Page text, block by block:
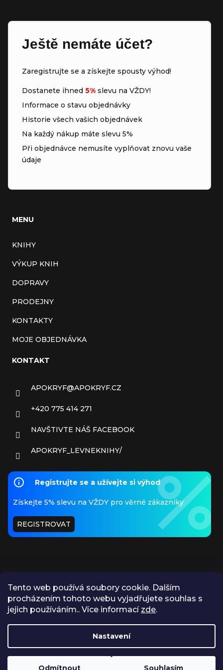
Tento web používá soubory cookie. Dalším
procházením tohoto webu vyjadřujete souhlas s
jejich používáním.. Více informací zde.
Nastavení
Odmítnout Souhlasím
Ještě nemáte účet?
Zaregistrujte se a získejte spousty výhod!
Dostanete ihned 5% slevu na VŽDY!
Informace o stavu objednávky
Historie všech vašich objednávek
Na každý nákup máte slevu 5%
Při objednávce nemusíte vyplňovat znovu vaše
údaje
MENU
KNIHY
VÝKUP KNIH
DOPRAVY
PRODEJNY
KONTAKTY
MOJE OBJEDNÁVKA
KONTAKT
APOKRYF@APOKRYF.CZ
+420 775 414 271
NAVŠTIVTE NÁŠ FACEBOOK
APOKRYF_LEVNEKNIHY/
Registrujte se a užívejte si výhod
Získejte 5% slevu na VŽDY pro věrné zákazníky
REGISTROVAT
PŘIJÍMÁME ONLINE PLATBY